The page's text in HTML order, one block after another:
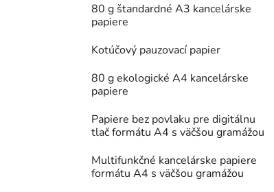
80 g štandardné A3 kancelárske
papiere
Kotúčový pauzovací papier
80 g ekologické A4 kancelárske
papiere
Papiere bez povlaku pre digitálnu
tlač formátu A4 s väčšou gramážou
Multifunkčné kancelárske papiere
formátu A4 s väčšou gramážou